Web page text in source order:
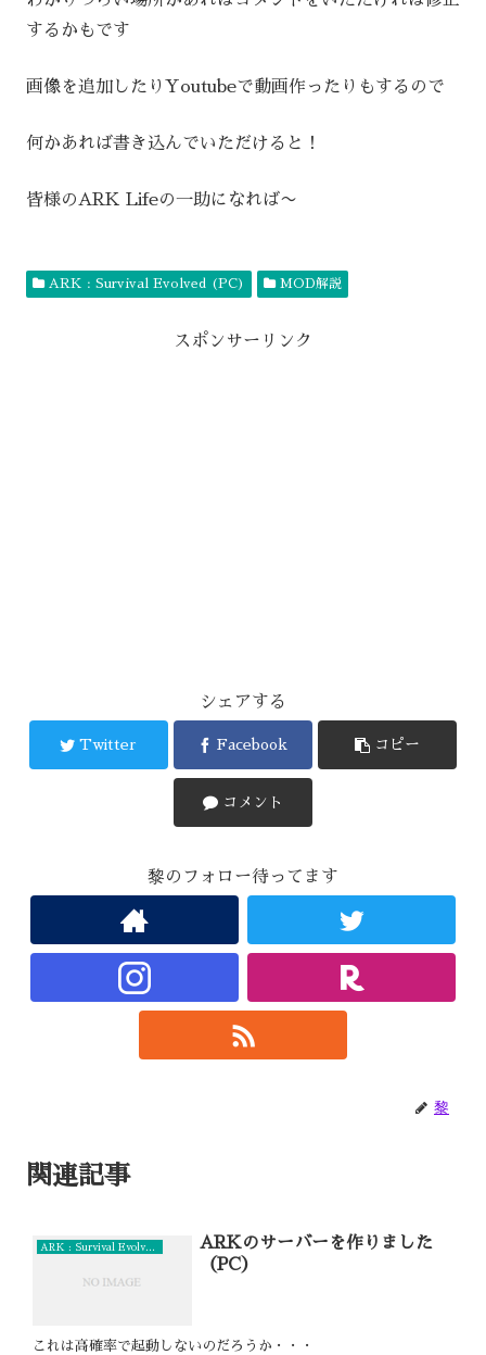
するかもです
画像を追加したりYoutubeで動画作ったりもするので
何かあれば書き込んでいただけると！
皆様のARK Lifeの一助になれば〜
ARK : Survival Evolved (PC) MOD解説
スポンサーリンク
シェアする
Twitter Facebook コピー
コメント
黎のフォロー待ってます
黎
関連記事
ARK : Survival Evolved (PC)
ARKのサーバーを作りました
（PC）
これは高確率で起動しないのだろうか・・・